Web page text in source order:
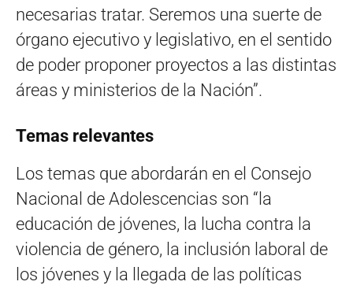
necesarias tratar. Seremos una suerte de
órgano ejecutivo y legislativo, en el sentido
de poder proponer proyectos a las distintas
áreas y ministerios de la Nación”.
Temas relevantes
Los temas que abordarán en el Consejo
Nacional de Adolescencias son “la
educación de jóvenes, la lucha contra la
violencia de género, la inclusión laboral de
los jóvenes y la llegada de las políticas